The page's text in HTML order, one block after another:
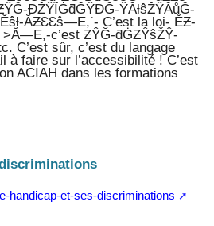
ĐŽŶĨĠƌĞŶĐĞ-ŶĂƚŝŽŶĂůĞ-
ĂƵƐƐŝ—E,͘ - C’est la loi- ĚƵ-
c’est ƵŶĞ-ƌĠƵŶŝŽŶ-
C’est sûr, c’est du langage
à faire sur l’accessibilité ! C’est
ACIAH dans les formations
handicap-et-ses-discriminations